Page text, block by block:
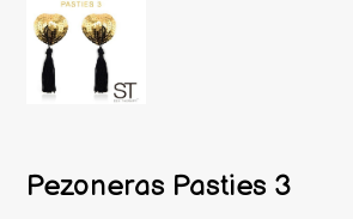
Pezoneras Pasties 3